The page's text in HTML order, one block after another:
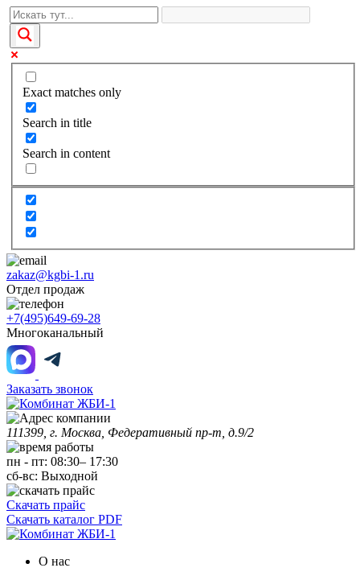
Exact matches only
Search in title
Search in content
zakaz@kgbi-1.ru
Отдел продаж
+7(495)649-69-28
Многоканальный
Заказать звонок
111399, г. Москва, Федеративный пр-т, д.9/2
пн - пт: 08:30– 17:30
сб-вс: Выходной
Скачать прайс
Скачать каталог PDF
О нас